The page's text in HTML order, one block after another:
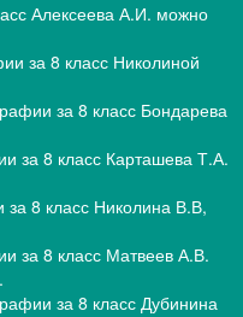
Алексеева А.И. можно
за 8 класс Николиной
за 8 класс Бондарева
за 8 класс Карташева Т.А.
за 8 класс Николина В.В,
за 8 класс Матвеев А.В.
.
за 8 класс Дубинина